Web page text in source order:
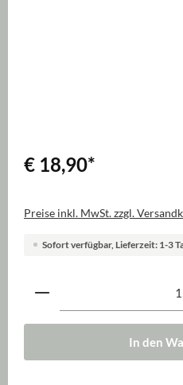
€ 18,90*
Preise inkl. MwSt. zzgl.
Sofort verfügbar, Lieferzeit: 1-3
Produkt Anzahl: Gib
In den